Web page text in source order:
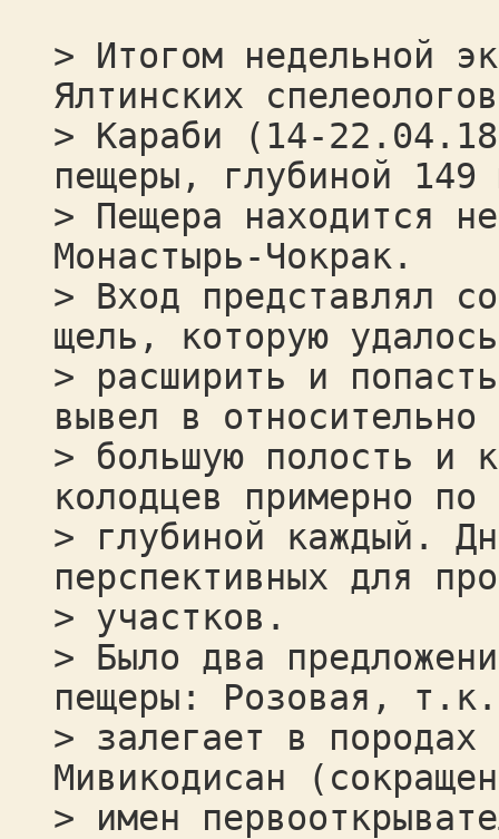
> Итогом недельной
Ялтинских
> Караби (14-
пещеры, глубиной 149
> Пещера находится
Монастырь-Чокрак.
> Вход представлял
щель, которую удалось
> расширить и
вывел в относительно
> большую полость и
колодцев примерно по
> глубиной каждый.
перспективных для
> участков.
> Было два
пещеры: Розовая,
> залегает в породах
Мивикодисан
> имен